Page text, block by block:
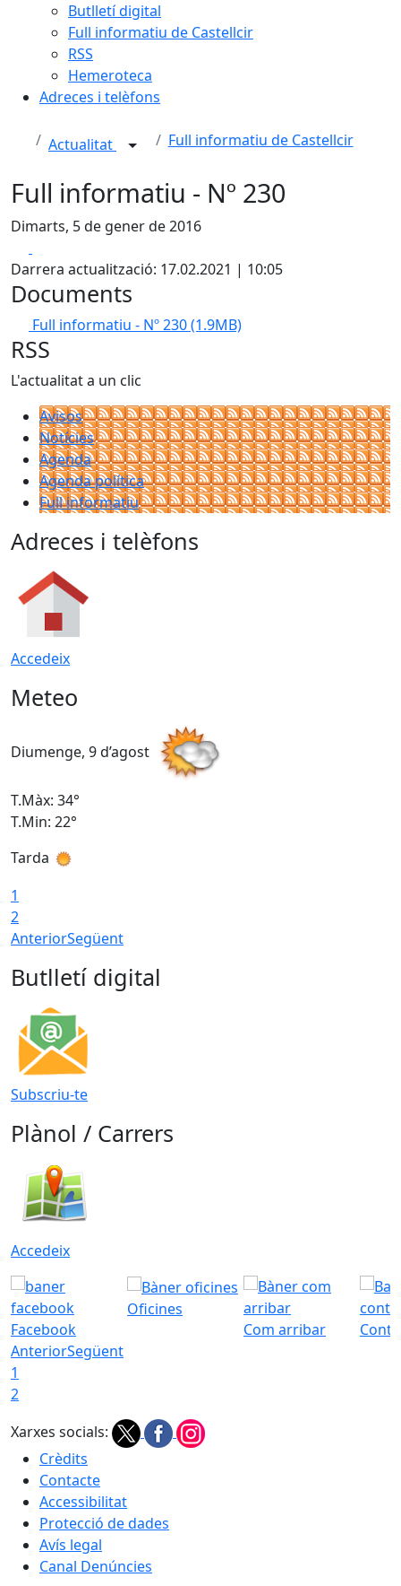
Butlletí digital
Full informatiu de Castellcir
RSS
Hemeroteca
Adreces i telèfons
Actualitat Full informatiu de Castellcir
Full informatiu - Nº 230
Dimarts, 5 de gener de 2016
Darrera actualització: 17.02.2021 | 10:05
Documents
Full informatiu - Nº 230(1.9MB)
RSS
L'actualitat a un clic
Avisos
Notícies
Agenda
Agenda política
Full informatiu
Adreces i telèfons
Accedeix
Meteo
Diumenge, 9 d’agost
T.Màx: 34°
T.Min: 22°
Tarda
1
2
AnteriorSegüent
Butlletí digital
Subscriu-te
Plànol / Carrers
Accedeix
Facebook
Oficines
Com arribar
AnteriorSegüent
1
2
Xarxes socials:
Crèdits
Contacte
Accessibilitat
Protecció de dades
Avís legal
Canal Denúncies